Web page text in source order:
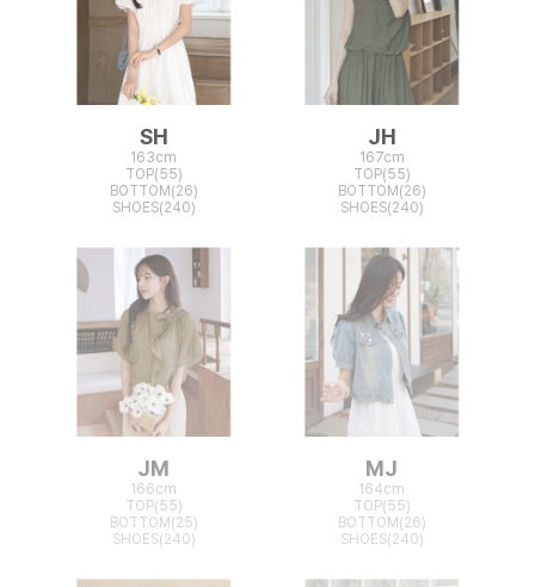
SH
163cm
TOP(55)
BOTTOM(26)
SHOES(240)
JH
167cm
TOP(55)
BOTTOM(26)
SHOES(240)
JM
166cm
TOP(55)
BOTTOM(25)
SHOES(240)
MJ
164cm
TOP(55)
BOTTOM(26)
SHOES(240)